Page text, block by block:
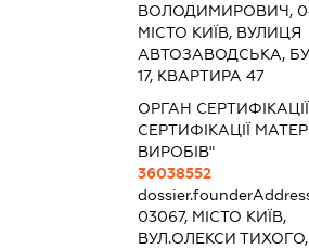
ВОЛОДИМИРОВИЧ,
МІСТО КИЇВ, ВУЛИЦЯ
АВТОЗАВОДСЬКА,
17, КВАРТИРА 47
ОРГАН
СЕРТИФІКАЦІЇ
ВИРОБІВ"
36038552
03067, МІСТО КИЇВ,
ВУЛ.ОЛЕКСИ ТИХОГО,